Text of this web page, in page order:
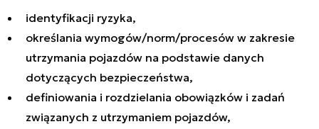
identyfikacji ryzyka,
określania wymogów/norm/procesów w zakresie
utrzymania pojazdów na podstawie danych
dotyczących bezpieczeństwa,
definiowania i rozdzielania obowiązków i zadań
związanych z utrzymaniem pojazdów,